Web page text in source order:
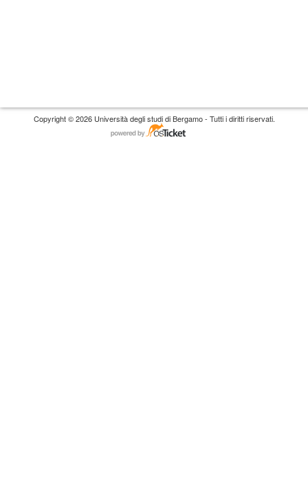
Copyright © 2026 Università degli studi di Bergamo - Tutti i diritti riservati.